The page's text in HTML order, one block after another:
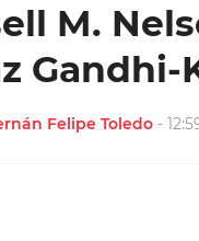
M.
Felipe Toledo -